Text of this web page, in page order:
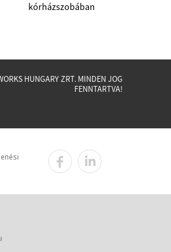
kórházszobában
HUNGARY ZRT. MINDEN JOG
FENNTARTVA!